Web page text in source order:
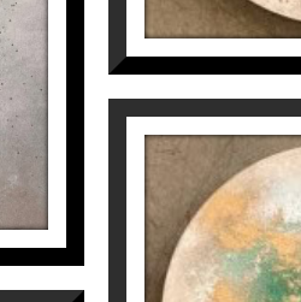
la guíen para crear
pensamientos